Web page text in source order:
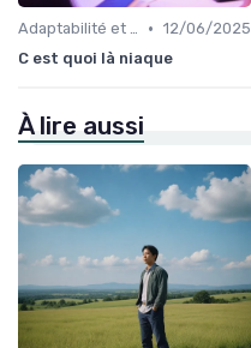
Adaptabilité et résilience • 12/06/2025
C est quoi là niaque
À lire aussi